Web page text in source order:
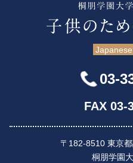
Japanese
03-
FAX 03-
〒182-8510 東京
桐朋学園